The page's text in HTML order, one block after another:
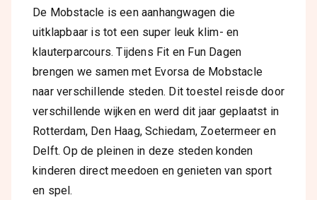
De Mobstacle is een aanhangwagen die
uitklapbaar is tot een super leuk klim- en
klauterparcours. Tijdens Fit en Fun Dagen
brengen we samen met Evorsa de Mobstacle
naar verschillende steden. Dit toestel reisde door
verschillende wijken en werd dit jaar geplaatst in
Rotterdam, Den Haag, Schiedam, Zoetermeer en
Delft. Op de pleinen in deze steden konden
kinderen direct meedoen en genieten van sport
en spel.